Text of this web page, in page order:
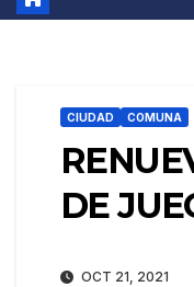
CIUDAD COMUNA
DE
OCT 21, 2021